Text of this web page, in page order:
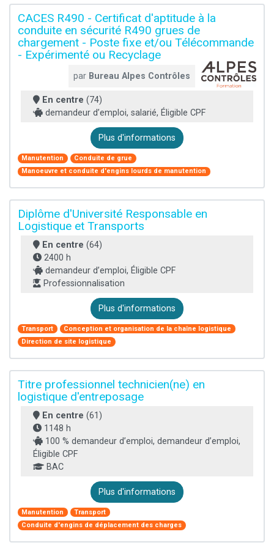
CACES R490 - Certificat d'aptitude à la
conduite en sécurité R490 grues de
chargement - Poste fixe et/ou Télécommande
- Expérimenté ou Recyclage
par Bureau Alpes Contrôles
En centre (74)
demandeur d’emploi, salarié, Éligible CPF
Plus d'informations
Manutention
Conduite de grue
Manoeuvre et conduite d'engins lourds de manutention
Diplôme d'Université Responsable en
Logistique et Transports
En centre (64)
2400 h
demandeur d’emploi, Éligible CPF
Professionnalisation
Plus d'informations
Transport
Conception et organisation de la chaîne logistique
Direction de site logistique
Titre professionnel technicien(ne) en
logistique d'entreposage
En centre (61)
1148 h
100 % demandeur d’emploi, demandeur d’emploi,
Éligible CPF
BAC
Plus d'informations
Manutention
Transport
Conduite d'engins de déplacement des charges